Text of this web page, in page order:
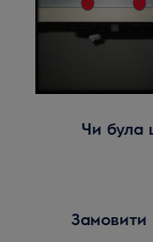
Чи була
Замовити